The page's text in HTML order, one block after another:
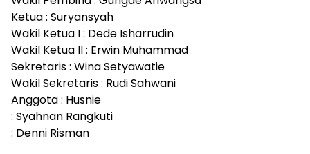
Ketua : Suryansyah
Wakil Ketua I : Dede Isharrudin
Wakil Ketua II : Erwin Muhammad
Sekretaris : Wina Setyawatie
Wakil Sekretaris : Rudi Sahwani
Anggota : Husnie
: Syahnan Rangkuti
: Denni Risman